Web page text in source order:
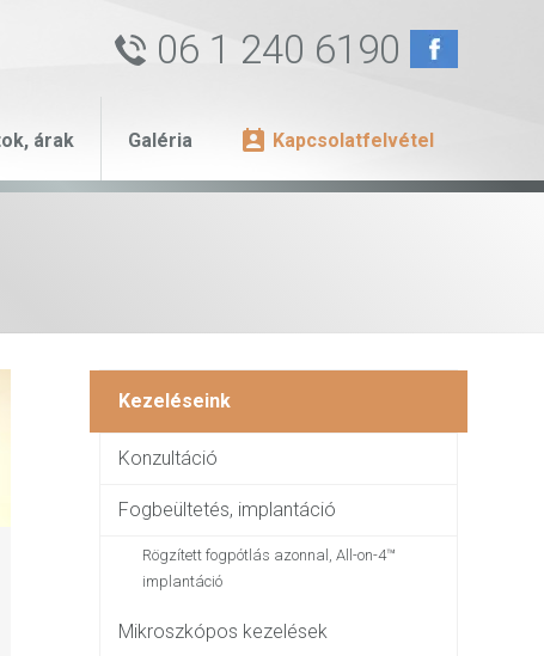
06 1 240 6190
árak Galéria Kapcsolatfelvétel
Kezeléseink
Konzultáció
Fogbeültetés, implantáció
Rögzített fogpótlás azonnal, All-on-4™
implantáció
Mikroszkópos kezelések